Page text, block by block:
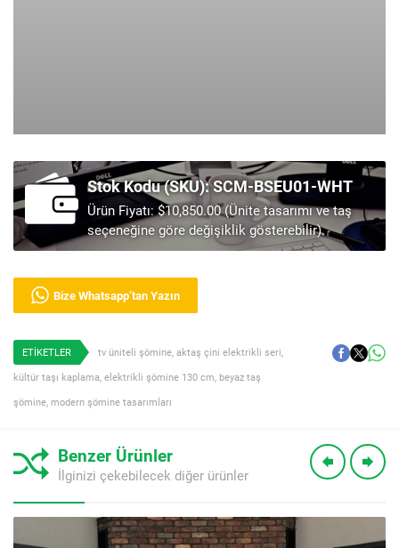
Stok Kodu (SKU): SCM-BSEU01-WHT
Ürün Fiyatı: $10,850.00 (Ünite tasarımı ve taş
seçeneğine göre değişiklik gösterebilir).
Bize Whatsapp’tan Yazın
ETİKETLER tv üniteli şömine aktaş çini elektrikli seri
kültür taşı kaplama elektrikli şömine 130 cm beyaz taş
şömine modern şömine tasarımları
Benzer Ürünler
İlginizi çekebilecek diğer ürünler